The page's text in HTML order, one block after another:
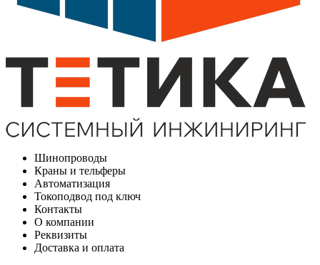
Шинопроводы
Краны и тельферы
Автоматизация
Токоподвод под ключ
Контакты
О компании
Реквизиты
Доставка и оплата